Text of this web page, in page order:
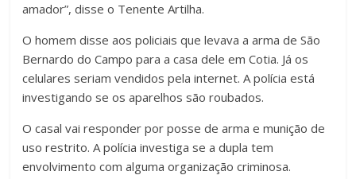
amador”, disse o Tenente Artilha.
O homem disse aos policiais que levava a arma de São
Bernardo do Campo para a casa dele em Cotia. Já os
celulares seriam vendidos pela internet. A polícia está
investigando se os aparelhos são roubados.
O casal vai responder por posse de arma e munição de
uso restrito. A polícia investiga se a dupla tem
envolvimento com alguma organização criminosa.